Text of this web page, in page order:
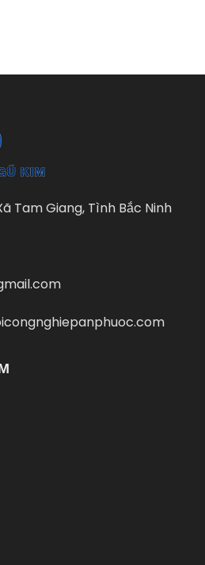
Tam Giang, Tình Bắc Ninh